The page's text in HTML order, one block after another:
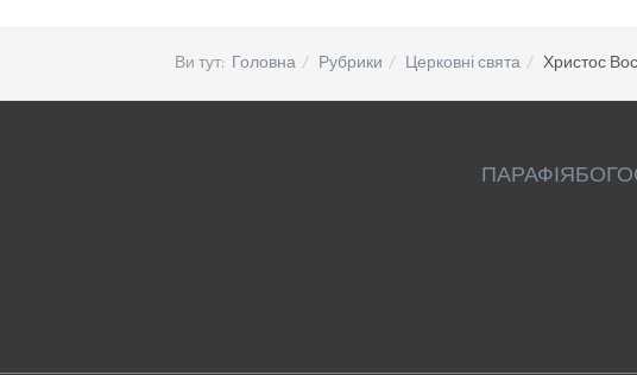
Ви тут: Головна Рубрики Церковні свята Христос
ПАРАФІЯ